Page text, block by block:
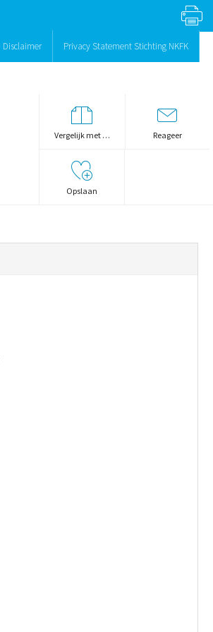
Disclaimer Privacy Statement Stichting NKFK
Vergelijk met … Reageer
Opslaan